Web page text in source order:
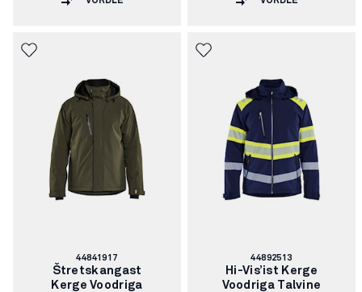
Artikli
number:
44841917
Štretskangast
Kerge Voodriga
Artikli
number:
44892513
Hi-Vis’ist Kerge
Voodriga Talvine